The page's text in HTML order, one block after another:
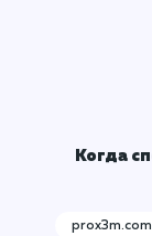
Когда
prox3m.com